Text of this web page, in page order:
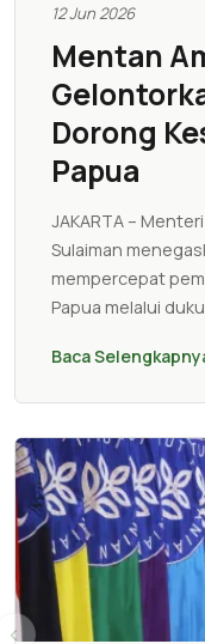
12 Jun 2026
Mentan
Dorong
Papua
JAKARTA –
Sulaiman
mempercepat
Papua melalui
Baca
‹